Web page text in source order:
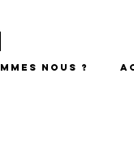
nous ?